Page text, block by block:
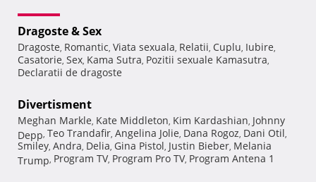
Dragoste & Sex
Dragoste, Romantic, Viata sexuala, Relatii, Cuplu, Iubire,
Casatorie, Sex, Kama Sutra, Pozitii sexuale Kamasutra,
Declaratii de dragoste
Divertisment
Meghan Markle, Kate Middleton, Kim Kardashian, Johnny
Depp, Teo Trandafir, Angelina Jolie, Dana Rogoz, Dani Otil,
Smiley, Andra, Delia, Gina Pistol, Justin Bieber, Melania
Trump, Program TV, Program Pro TV, Program Antena 1